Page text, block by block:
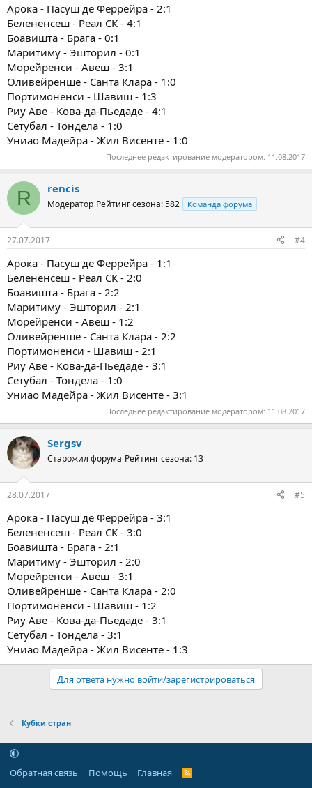
Арока - Пасуш де Феррейра - 2:1
Белененсеш - Реал СК - 4:1
Боавишта - Брага - 0:1
Маритиму - Эшторил - 0:1
Морейренси - Авеш - 3:1
Оливейренше - Санта Клара - 1:0
Портимоненси - Шавиш - 1:3
Риу Аве - Кова-да-Пьедаде - 4:1
Сетубал - Тондела - 1:0
Униао Мадейра - Жил Висенте - 1:0
Последнее редактирование модератором: 11.08.2017
R rencis
Модератор Рейтинг сезона: 582 Команда форума
27.07.2017 #4
Арока - Пасуш де Феррейра - 1:1
Белененсеш - Реал СК - 2:0
Боавишта - Брага - 2:2
Маритиму - Эшторил - 2:1
Морейренси - Авеш - 1:2
Оливейренше - Санта Клара - 2:2
Портимоненси - Шавиш - 2:1
Риу Аве - Кова-да-Пьедаде - 3:1
Сетубал - Тондела - 1:0
Униао Мадейра - Жил Висенте - 3:1
Последнее редактирование модератором: 11.08.2017
Sergsv
Старожил форума Рейтинг сезона: 13
28.07.2017 #5
Арока - Пасуш де Феррейра - 3:1
Белененсеш - Реал СК - 3:0
Боавишта - Брага - 2:1
Маритиму - Эшторил - 2:0
Морейренси - Авеш - 3:1
Оливейренше - Санта Клара - 2:0
Портимоненси - Шавиш - 1:2
Риу Аве - Кова-да-Пьедаде - 3:1
Сетубал - Тондела - 3:1
Униао Мадейра - Жил Висенте - 1:3
Для ответа нужно войти/зарегистрироваться
Кубки стран
Обратная связь Помощь Главная
R